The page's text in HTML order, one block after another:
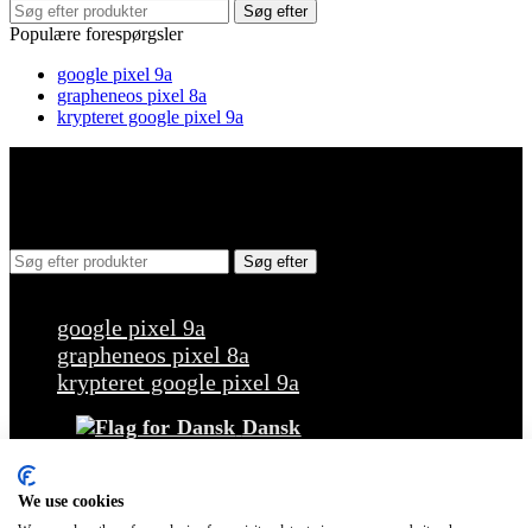
Søg efter
Populære forespørgsler
google pixel 9a
grapheneos pixel 8a
krypteret google pixel 9a
Søg efter
google pixel 9a
grapheneos pixel 8a
krypteret google pixel 9a
Dansk
We use cookies